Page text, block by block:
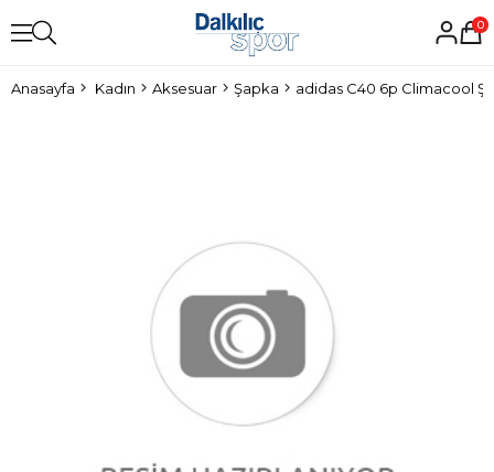
0
Anasayfa Kadın Aksesuar Şapka adidas C40 6p Climacool